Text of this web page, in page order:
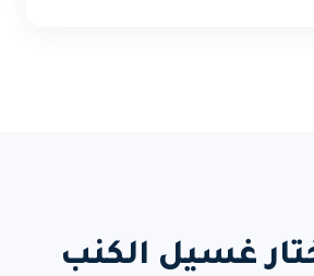
غسيل الكنب